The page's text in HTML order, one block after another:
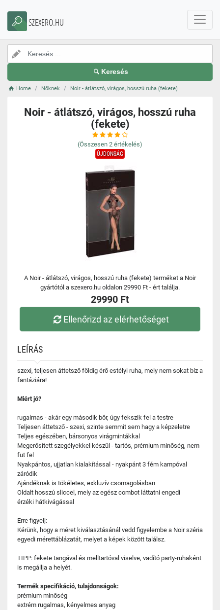
SZEXERO.HU
Keresés
Home Nőknek Noir - átlátszó, virágos, hosszú ruha (fekete)
Noir - átlátszó, virágos, hosszú ruha
(fekete)
(Összesen 2 értékelés)
ÚJDONSÁG
A Noir - átlátszó, virágos, hosszú ruha (fekete) terméket a Noir
gyártótól a szexero.hu oldalon 29990 Ft - ért találja.
29990 Ft
Ellenőrizd az elérhetőséget
LEÍRÁS
szexi, teljesen áttetsző földig érő estélyi ruha, mely nem sokat bíz a
fantáziára!
Miért jó?
rugalmas - akár egy második bőr, úgy fekszik fel a testre
Teljesen áttetsző - szexi, szinte semmit sem hagy a képzeletre
Teljes egészében, bársonyos virágmintákkal
Megerősített szegélyekkel készül - tartós, prémium minőség, nem
fut fel
Nyakpántos, ujjatlan kialakítással - nyakpánt 3 fém kampóval
záródik
Ajándéknak is tökéletes, exkluzív csomagolásban
Oldalt hosszú sliccel, mely az egész combot láttatni engedi
érzéki hátkivágással
Erre figyelj:
Kérünk, hogy a méret kiválasztásánál vedd figyelembe a Noir széria
egyedi mérettáblázatát, melyet a képek között találsz.
TIPP: fekete tangával és melltartóval viselve, vadító party-ruhaként
is megállja a helyét.
Termék specifikáció, tulajdonságok:
prémium minőség
extrém rugalmas, kényelmes anyag